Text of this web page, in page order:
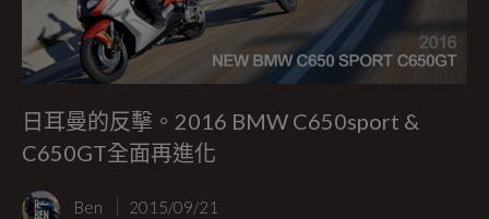
日耳曼的反擊。2016 BMW C650sport &
C650GT全面再進化
Ben 2015/09/21